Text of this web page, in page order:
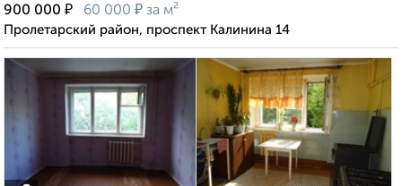
900 000 ₽ 60 000 ₽ за м²
Пролетарский район, проспект Калинина 14